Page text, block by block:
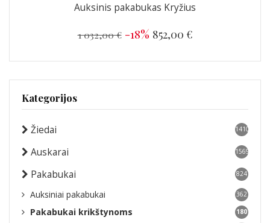
Auksinis pakabukas Kryžius
1 032,00 € -18% 852,00 €
Kategorijos
Žiedai 1410
Auskarai 1569
Pakabukai 824
Auksiniai pakabukai 362
Pakabukai krikštynoms 180